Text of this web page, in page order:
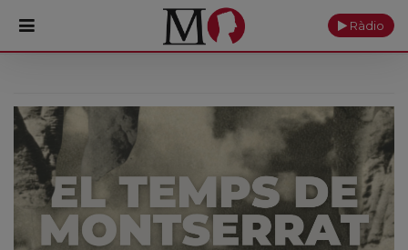
Monasterio
Cultura
Actualidad
Ràdio